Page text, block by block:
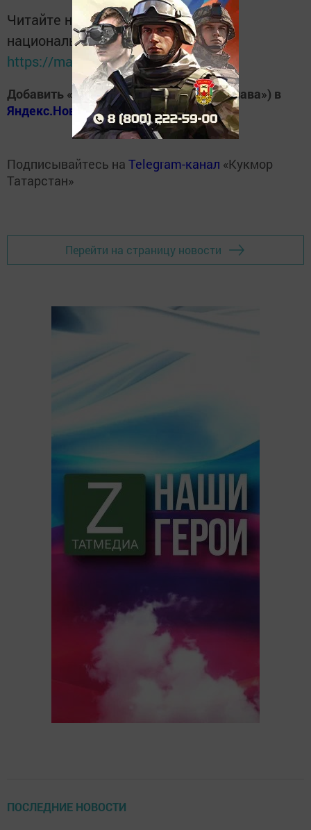
Читайте новости Татарстана в
национальном мессенджере MАХ:
https://max.ru/tatmedia
Добавить «Хезмэт даны» («Трудовая слава») в
Яндекс.Новости
Подписывайтесь на Telegram-канал «Кукмор
Татарстан»
Перейти на страницу новости
ПОСЛЕДНИЕ НОВОСТИ